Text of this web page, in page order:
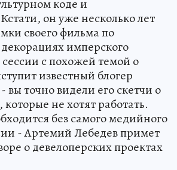
коде и
он уже несколько лет
своего фильма по
имперского
с похожей темой о
известный блогер
точно видели его скетчи о
не хотят работать.
без самого медийного
- Артемий Лебедев примет
о девелоперских проектах